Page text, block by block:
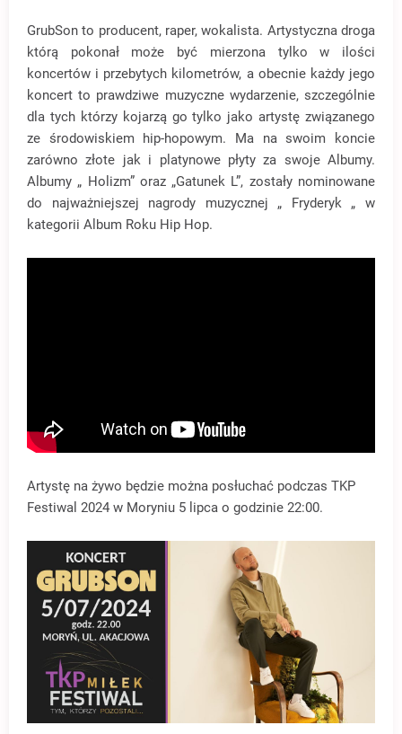
GrubSon to producent, raper, wokalista. Artystyczna droga
którą pokonał może być mierzona tylko w ilości
koncertów i przebytych kilometrów, a obecnie każdy jego
koncert to prawdziwe muzyczne wydarzenie, szczególnie
dla tych którzy kojarzą go tylko jako artystę związanego
ze środowiskiem hip-hopowym. Ma na swoim koncie
zarówno złote jak i platynowe płyty za swoje Albumy.
Albumy „ Holizm” oraz „Gatunek L”, zostały nominowane
do najważniejszej nagrody muzycznej „ Fryderyk „ w
kategorii Album Roku Hip Hop.
Artystę na żywo będzie można posłuchać podczas TKP
Festiwal 2024 w Moryniu 5 lipca o godzinie 22:00.